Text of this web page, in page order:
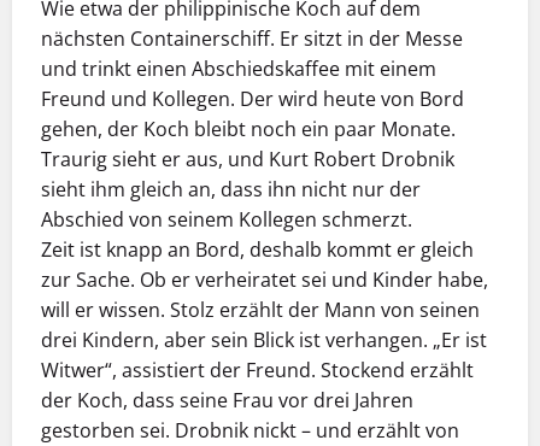
Wie etwa der philippinische Koch auf dem
nächsten Containerschiff. Er sitzt in der Messe
und trinkt einen Abschiedskaffee mit einem
Freund und Kollegen. Der wird heute von Bord
gehen, der Koch bleibt noch ein paar Monate.
Traurig sieht er aus, und Kurt Robert Drobnik
sieht ihm gleich an, dass ihn nicht nur der
Abschied von seinem Kollegen schmerzt.
Zeit ist knapp an Bord, deshalb kommt er gleich
zur Sache. Ob er verheiratet sei und Kinder habe,
will er wissen. Stolz erzählt der Mann von seinen
drei Kindern, aber sein Blick ist verhangen. „Er ist
Witwer“, assistiert der Freund. Stockend erzählt
der Koch, dass seine Frau vor drei Jahren
gestorben sei. Drobnik nickt – und erzählt von